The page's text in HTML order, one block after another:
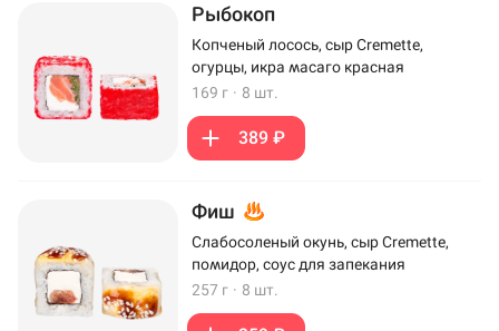
Рыбокоп
Копченый лосось, сыр Cremette,
огурцы, икра масаго красная
169 г · 8 шт.
389 ₽
Фиш
Слабосоленый окунь, сыр Cremette,
помидор, соус для запекания
257 г · 8 шт.